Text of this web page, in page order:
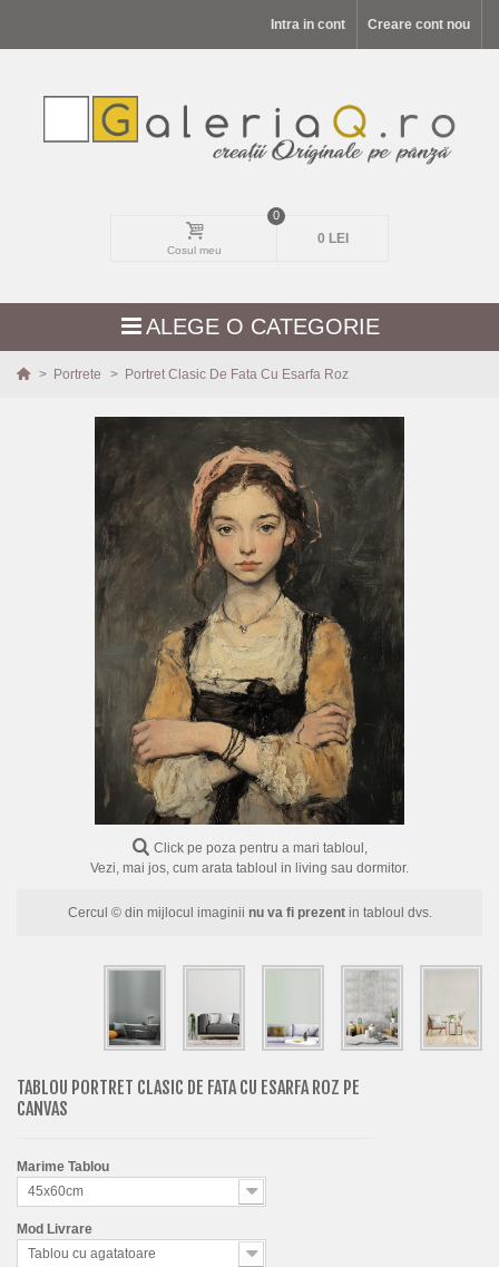
Intra in cont Creare cont nou
Cosul meu
0
0 LEI
ALEGE O CATEGORIE
> Portrete > Portret Clasic De Fata Cu Esarfa Roz
Click pe poza pentru a mari tabloul,
Vezi, mai jos, cum arata tabloul in living sau dormitor.
Cercul © din mijlocul imaginii nu va fi prezentin tabloul dvs.
TABLOU PORTRET CLASIC DE FATA CU ESARFA ROZ PE
CANVAS
Marime Tablou
45x60cm
Mod Livrare
Tablou cu agatatoare